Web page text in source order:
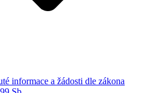
informace a žádosti dle zákona